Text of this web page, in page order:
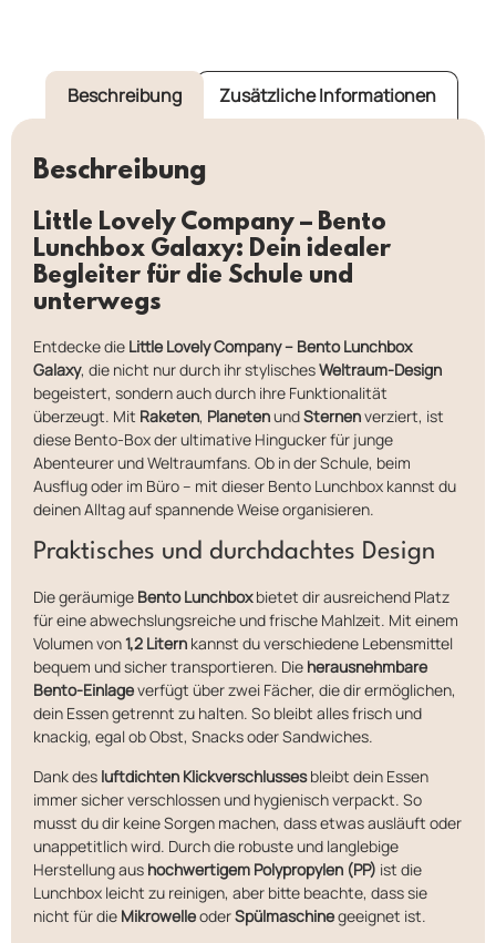
Beschreibung Zusätzliche Informationen
Beschreibung
Little Lovely Company – Bento
Lunchbox Galaxy: Dein idealer
Begleiter für die Schule und
unterwegs
Entdecke die Little Lovely Company – Bento Lunchbox
Galaxy, die nicht nur durch ihr stylischesWeltraum-Design
begeistert, sondern auch durch ihre Funktionalität
überzeugt. Mit Raketen, PlanetenundSternenverziert, ist
diese Bento-Box der ultimative Hingucker für junge
Abenteurer und Weltraumfans. Ob in der Schule, beim
Ausflug oder im Büro – mit dieser Bento Lunchbox kannst du
deinen Alltag auf spannende Weise organisieren.
Praktisches und durchdachtes Design
Die geräumige Bento Lunchboxbietet dir ausreichend Platz
für eine abwechslungsreiche und frische Mahlzeit. Mit einem
Volumen von1,2 Litern kannst du verschiedene Lebensmittel
bequem und sicher transportieren. Die herausnehmbare
Bento-Einlageverfügt über zwei Fächer, die dir ermöglichen,
dein Essen getrennt zu halten. So bleibt alles frisch und
knackig, egal ob Obst, Snacks oder Sandwiches.
Dank des luftdichten Klickverschlussesbleibt dein Essen
immer sicher verschlossen und hygienisch verpackt. So
musst du dir keine Sorgen machen, dass etwas ausläuft oder
unappetitlich wird. Durch die robuste und langlebige
Herstellung aus hochwertigem Polypropylen (PP) ist die
Lunchbox leicht zu reinigen, aber bitte beachte, dass sie
nicht für die MikrowelleoderSpülmaschinegeeignet ist.